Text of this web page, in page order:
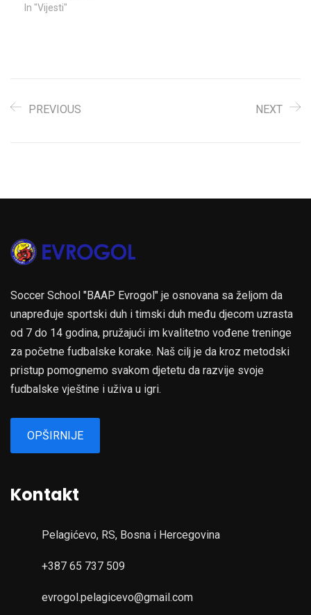
konkurenciji U-10, U-11 i
In "Vijesti"
PREVIOUS NEXT
Soccer School "BAAP Evrogol" je osnovana sa željom da
unapređuje sportski duh i timski duh među djecom uzrasta
od 7 do 14 godina, pružajući im kvalitetno vođene treninge
za početne fudbalske korake. Naš cilj je da kroz metodski
pristup pomognemo svakom djetetu da razvije svoje
fudbalske vještine i uživa u igri.
OPŠIRNIJE
Kontakt
Pelagićevo, RS, Bosna i Hercegovina
+387 65 737 509
evrogol.pelagicevo@gmail.com